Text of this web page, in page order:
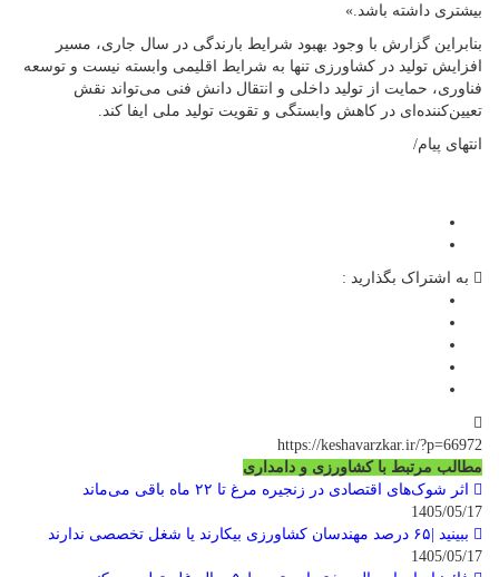
بیشتری داشته باشد.»
بنابراین گزارش با وجود بهبود شرایط بارندگی در سال جاری، مسیر
افزایش تولید در کشاورزی تنها به شرایط اقلیمی وابسته نیست و توسعه
فناوری، حمایت از تولید داخلی و انتقال دانش فنی می‌تواند نقش
تعیین‌کننده‌ای در کاهش وابستگی و تقویت تولید ملی ایفا کند.
انتهای پیام/
به اشتراک بگذارید :
https://keshavarzkar.ir/?p=66972
مطالب مرتبط با کشاورزی و دامداری
اثر شوک‌های اقتصادی در زنجیره مرغ تا ۲۲ ماه باقی می‌ماند
1405/05/17
ببینید |۶۵ درصد مهندسان کشاورزی بیکارند یا شغل تخصصی ندارند
1405/05/17